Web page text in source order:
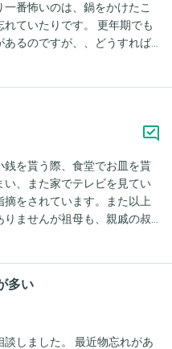
と ・普通の点滴だと限界が
・栄養が取れてないから、リ
が回復したらカテーテルをや
め、長く続くようなら&リハビ
にとって苦痛だと思います
とから、選択肢がないよう
おきたいことから、他の病院
ことも難しく、そのような
番怖いのは、鍋をかけたこ
ていたりです。 更年期でも
るのですが、、どうすれば
を貰う際、食堂でお皿を貰
い、また家でテレビを見てい
をされています。また以上
ませんが祖母も、親戚の叔
ています。幸い、叔母は初
たら教えていただきたくメ
多い
最近物忘れがあ